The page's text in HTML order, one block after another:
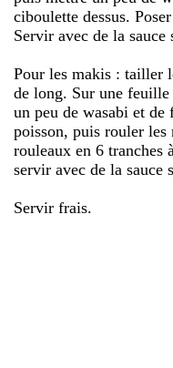
ciboulette dessus.
Servir avec de la sauce
Pour les makis : tailler
de long. Sur une
un peu de wasabi et
poisson, puis rouler
rouleaux en 6 tranches
servir avec de la sauce
Servir frais.